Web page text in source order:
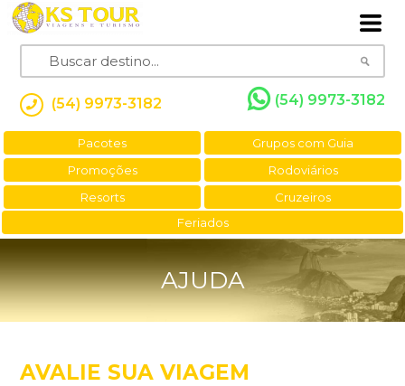
(54) 9973-3182 (54) 9973-3182
Pacotes
Grupos com Guia
Promoções
Rodoviários
Resorts
Cruzeiros
Feriados
AJUDA
AVALIE SUA VIAGEM